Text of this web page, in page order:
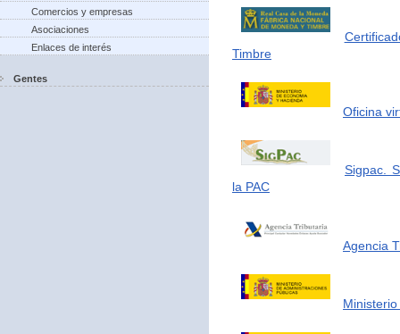
Comercios y empresas
Asociaciones
Enlaces de interés
Gentes
Timbre
Oficina
Sigpac.
la PAC
Agencia